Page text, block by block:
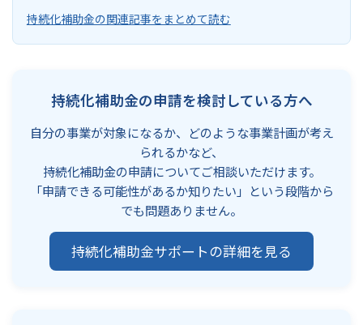
持続化補助金の関連記事をまとめて読む
持続化補助金の申請を検討している方へ
自分の事業が対象になるか、どのような事業計画が考え
られるかなど、
持続化補助金の申請についてご相談いただけます。
「申請できる可能性があるか知りたい」という段階から
でも問題ありません。
持続化補助金サポートの詳細を見る